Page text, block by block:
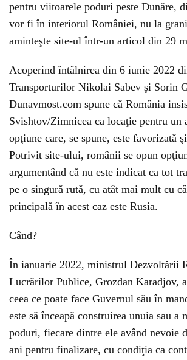
pentru viitoarele poduri peste Dunăre,
vor fi în interiorul României, nu la
aminteşte site-ul într-un articol din 29
Acoperind întâlnirea din 6 iunie 2022
Transporturilor Nikolai Sabev şi Sorin
Dunavmost.com spune că România
Svishtov/Zimnicea ca locaţie pentru un
opţiune care, se spune, este favorizată
Potrivit site-ului, românii se opun
argumentând că nu este indicat ca tot
pe o singură rută, cu atât mai mult cu
principală în acest caz este Rusia.
Când?
În ianuarie 2022, ministrul Dezvoltării
Lucrărilor Publice, Grozdan Karadjov,
ceea ce poate face Guvernul său în
este să înceapă construirea unuia sau a
poduri, fiecare dintre ele având nevoie
ani pentru finalizare, cu condiţia ca